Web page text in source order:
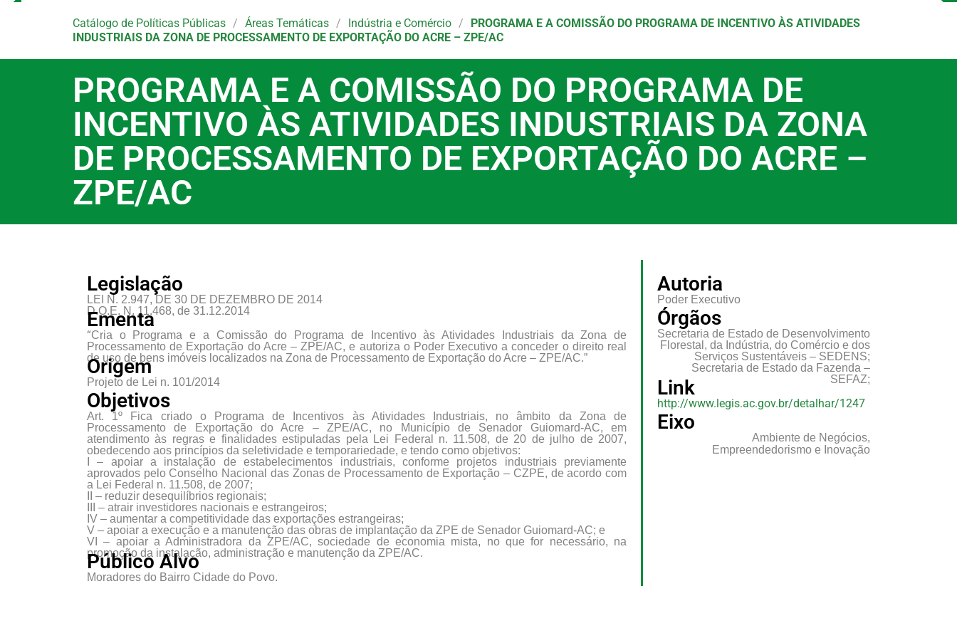
Catálogo de Políticas Públicas / Áreas Temáticas / Indústria e Comércio /
PROGRAMA E A COMISSÃO DO PROGRAMA DE INCENTIVO ÀS ATIVIDADES
INDUSTRIAIS DA ZONA DE PROCESSAMENTO DE EXPORTAÇÃO DO ACRE – ZPE/AC
PROGRAMA E A COMISSÃO DO PROGRAMA DE
INCENTIVO ÀS ATIVIDADES INDUSTRIAIS DA ZONA
DE PROCESSAMENTO DE EXPORTAÇÃO DO ACRE –
ZPE/AC
Legislação​
LEI N. 2.947, DE 30 DE DEZEMBRO DE 2014
D.O.E. N. 11.468, de 31.12.2014
Ementa
“Cria o Programa e a Comissão do Programa de Incentivo às Atividades Industriais da Zona de
Processamento de Exportação do Acre – ZPE/AC, e autoriza o Poder Executivo a conceder o direito real
de uso de bens imóveis localizados na Zona de Processamento de Exportação do Acre – ZPE/AC.”
Origem
Projeto de Lei n. 101/2014
Objetivos
Art. 1º Fica criado o Programa de Incentivos às Atividades Industriais, no âmbito da Zona de
Processamento de Exportação do Acre – ZPE/AC, no Município de Senador Guiomard-AC, em
atendimento às regras e finalidades estipuladas pela Lei Federal n. 11.508, de 20 de julho de 2007,
obedecendo aos princípios da seletividade e temporariedade, e tendo como objetivos:
I – apoiar a instalação de estabelecimentos industriais, conforme projetos industriais previamente
aprovados pelo Conselho Nacional das Zonas de Processamento de Exportação – CZPE, de acordo com
a Lei Federal n. 11.508, de 2007;
II – reduzir desequilíbrios regionais;
III – atrair investidores nacionais e estrangeiros;
IV – aumentar a competitividade das exportações estrangeiras;
V – apoiar a execução e a manutenção das obras de implantação da ZPE de Senador Guiomard-AC; e
VI – apoiar a Administradora da ZPE/AC, sociedade de economia mista, no que for necessário, na
promoção da instalação, administração e manutenção da ZPE/AC.
Público Alvo
Moradores do Bairro Cidade do Povo.
Autoria
Poder Executivo
Órgãos
Secretaria de Estado de Desenvolvimento
Florestal, da Indústria, do Comércio e dos
Serviços Sustentáveis – SEDENS;
Secretaria de Estado da Fazenda –
SEFAZ;
Link
http://www.legis.ac.gov.br/detalhar/1247
Eixo
Ambiente de Negócios,
Empreendedorismo e Inovação